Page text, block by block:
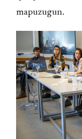
mapuzugun.